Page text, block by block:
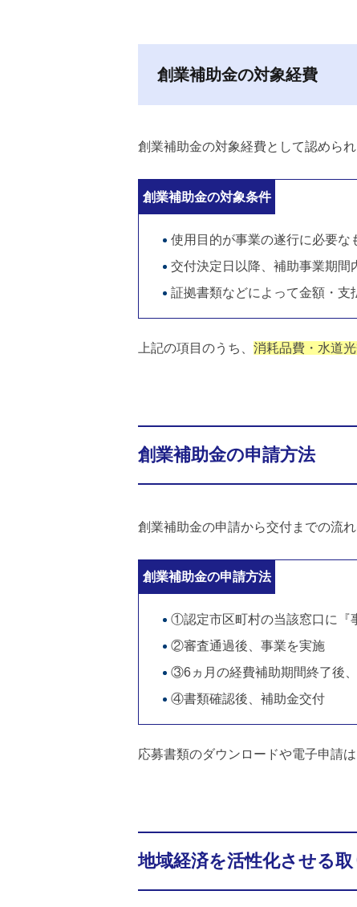
創業補助金の対象経費
創業補助金の対象経費として認めら
創業補助金の対象条件
使用目的が事業の遂行に必要な
交付決定日以降、補助事業期
証拠書類などによって金額・支
上記の項目のうち、消耗品費・水道
創業補助金の申請方法
創業補助金の申請から交付までの流れ
創業補助金の申請方法
①認定市区町村の当該窓口に『
②審査通過後、事業を実施
③6ヵ月の経費補助期間終了後
④書類確認後、補助金交付
応募書類のダウンロードや電子申請
地域経済を活性化させる